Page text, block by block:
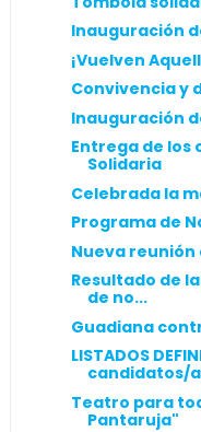
Inauguración
¡Vuelven
Convivencia y
Inauguración
Entrega de los
Solidaria
Celebrada la
Programa de
Nueva reunión
Resultado de
de no...
Guadiana
LISTADOS
candidatos/
Teatro para
Pantaruja"